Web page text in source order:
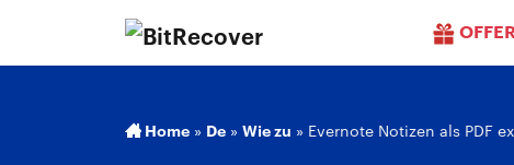
Home » De » Wie zu » Evernote Notizen als PDF